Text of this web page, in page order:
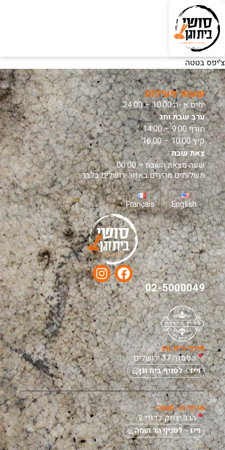
צ'יפס בטטה
שעות פעילות
ימים א -ה 10:00 – 24:00
ערב שבת וחג
חורף 9:00 – 14:00
קיץ 10:00 – 16:00
צאת שבת
שעה מצאת השבת – 00:00
משלוחים מהירים באזור ירושלים בלבד
English
Français
02-5000049
סניף בית וגן
הפסגה 37 ירושלים
וייז - לסניף בית וגן
סניף הר חומה
הרב יצחק כדורי 2
וייז - לסניף הר חומה